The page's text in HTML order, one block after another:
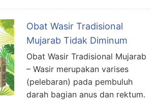
Obat Wasir Tradisional
Mujarab Tidak Diminum
Obat Wasir Tradisional Mujarab
– Wasir merupakan varises
(pelebaran) pada pembuluh
darah bagian anus dan rektum.